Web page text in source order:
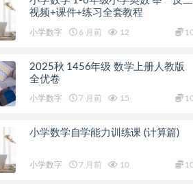
视频+课件+练习全套教程
小学数字 6 月前 12
2025秋 1456年级 数学上册人教版
全优卷
小学数字 7 月前 15
小学数学自学能力训练课 (计算篇)
小学数字 7 月前 10